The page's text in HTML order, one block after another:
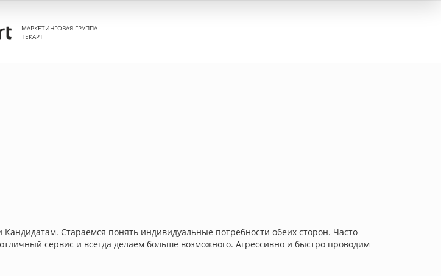
МАРКЕТИНГОВАЯ ГРУППА
ТЕКАРТ
Стараемся понять индивидуальные потребности обеих сторон. Часто
сервис и всегда делаем больше возможного. Агрессивно и быстро проводим